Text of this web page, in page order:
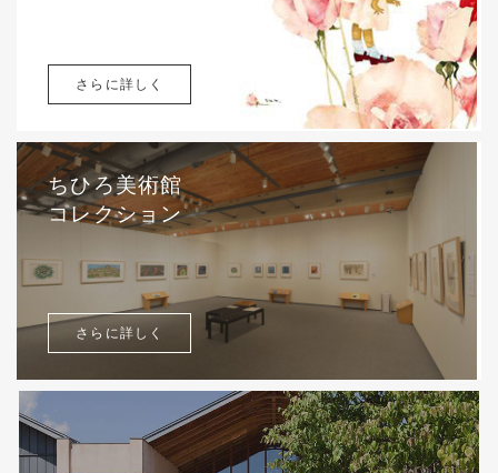
さらに詳しく
ちひろ美術館
コレクション
さらに詳しく